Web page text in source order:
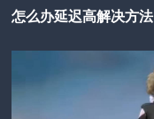
怎么办延迟高解决方法